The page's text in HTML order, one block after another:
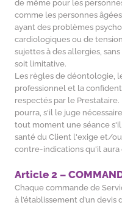
de même pour les
comme les personnes
ayant des problèmes
cardiologiques ou de
sujettes à des allergies,
soit limitative.
Les règles de déontologie,
professionnel et la
respectés par le
pourra, s'il le juge
tout moment une séance
santé du Client l'exige et/
contre-indications qu'il aura
Article 2 –
Chaque commande de
à l’établissement d’un devis